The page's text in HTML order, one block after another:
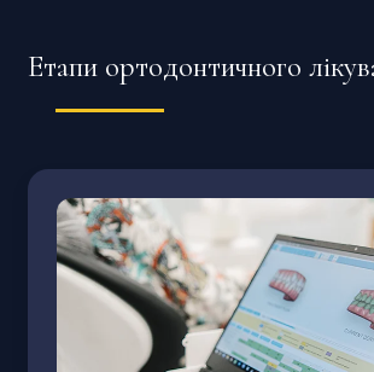
вдосконалюють апарати, роблять
сучасними та естетичними.
клініки підбере найкращу та
найефективнішу методику
з вами завжди на зв’язку.
Довіртеся фахівцям клініки
Етапи ортодонтичного